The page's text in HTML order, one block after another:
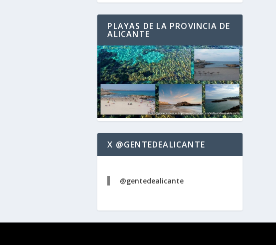
PLAYAS DE LA PROVINCIA DE
ALICANTE
X @GENTEDEALICANTE
@gentedealicante